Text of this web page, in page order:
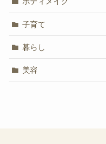
子育て
暮らし
美容